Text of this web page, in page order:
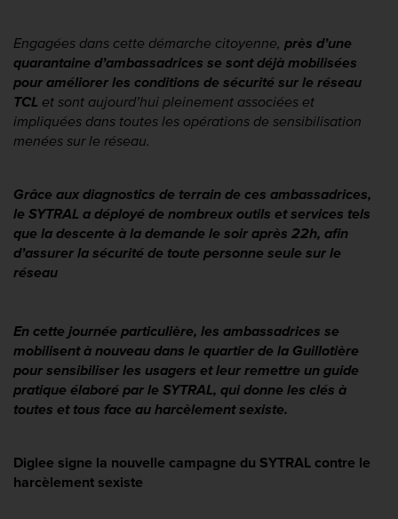
Engagées dans cette démarche citoyenne, près d’une
quarantaine d’ambassadrices se sont déjà mobilisées
pour améliorer les conditions de sécurité sur le réseau
TCL et sont aujourd’hui pleinement associées et
impliquées dans toutes les opérations de sensibilisation
menées sur le réseau.
Grâce aux diagnostics de terrain de ces ambassadrices,
le SYTRAL a déployé de nombreux outils et services tels
que la descente à la demande le soir après 22h, afin
d’assurer la sécurité de toute personne seule sur le
réseau
En cette journée particulière, les ambassadrices se
mobilisent à nouveau dans le quartier de la Guillotière
pour sensibiliser les usagers et leur remettre un guide
pratique élaboré par le SYTRAL, qui donne les clés à
toutes et tous face au harcèlement sexiste.
Diglee signe la nouvelle campagne du SYTRAL contre le
harcèlement sexiste